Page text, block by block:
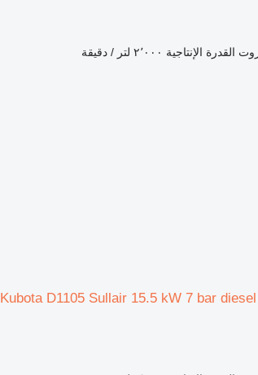
القدرة الإنتاجية ٢٬٠٠٠ لتر / دقيقة
Kubota D1105 Sullair 15.5 kW 7 bar